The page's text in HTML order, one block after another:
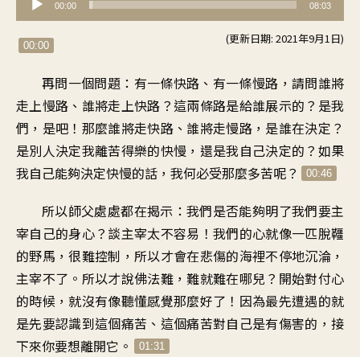
訊
播
00:00 08:03
(更新日期: 2021年9月1日)
00:00
再問一個問題：有一條快路、有一條慢路，請問誰將
走上慢路、誰將走上快路？這兩條路是給誰展示的？是我
們，是吧！那麼誰將走快路、誰將走慢路，是誰在決定？
是別人決定我離苦得樂的快慢，還是我自己決定的？如果
我自己能夠決定快慢的話，我何必受那麼多苦呢？
00:46
所以師父處處都在揭示：我們是否能夠明了我們要主
宰自己的身心？談主宰太不容易！我們的心就像一匹脫韁
的野馬，很難控制，所以才會在悲傷的海裡不停地沉淪，
主宰不了。所以才說佛法難，難就難在哪兒？開始對付心
的時候，就沒有像聽懂感覺那麼好了！因為最先遭遇的就
是先要認識到這個痛苦、這個痛苦對自己是有傷害的，接
下來你要想離開它。
01:31